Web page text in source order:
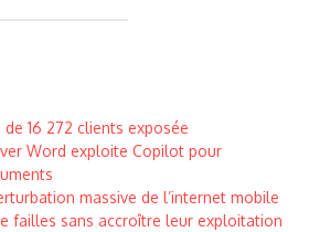
16 272 clients exposée
Word exploite Copilot pour
massive de l’internet mobile
failles sans accroître leur exploitation